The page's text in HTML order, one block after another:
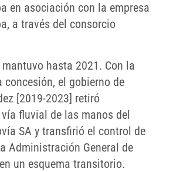
en asociación con la empresa
a través del consorcio
hasta 2021. Con la
concesión, el gobierno de
[2019-2023] retiró
fluvial de las manos del
SA y transfirió el control de
Administración General de
un esquema transitorio.